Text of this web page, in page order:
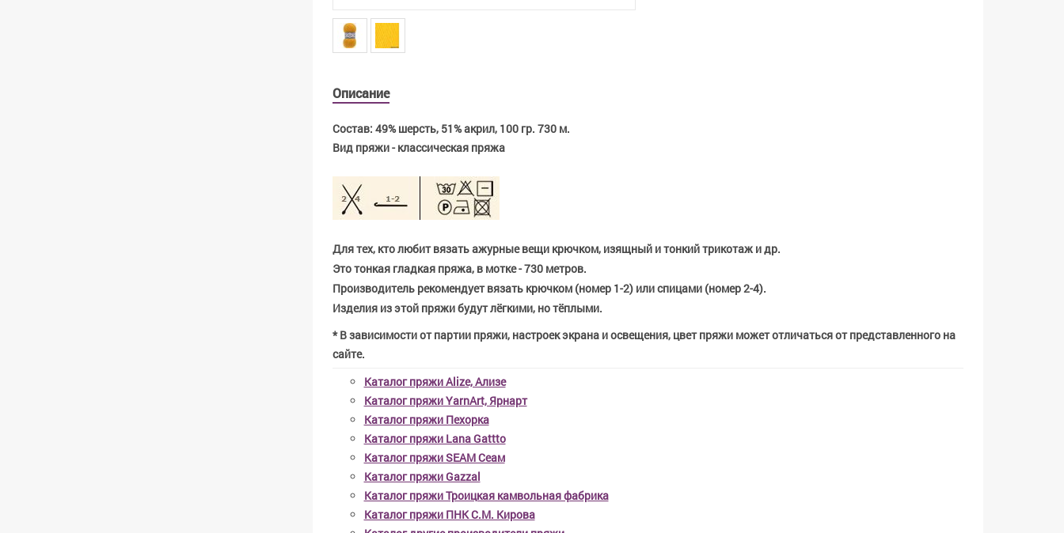
Описание
Состав: 49% шерсть, 51% акрил, 100 гр. 730 м.
Вид пряжи - классическая пряжа
Для тех, кто любит вязать ажурные вещи крючком, изящный и тонкий трикотаж и др.
Это тонкая гладкая пряжа, в мотке -730 метров.
Производитель рекомендует вязать крючком (номер 1-2) или спицами (номер 2-4).
Изделия из этой пряжи будут лёгкими, но тёплыми.
* В зависимости от партии пряжи, настроек экрана и освещения, цвет пряжи может отличаться от представленного на
сайте.
Каталог пряжи Alize, Ализе
Каталог пряжи YarnArt, Ярнарт
Каталог пряжи Пехорка
Каталог пряжи Lana Gattto
Каталог пряжи SEAM Сеам
Каталог пряжи Gazzal
Каталог пряжи Троицкая камвольная фабрика
Каталог пряжи ПНК С.М. Кирова